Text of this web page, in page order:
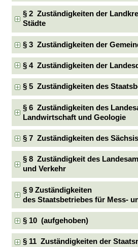
§ 2 Zuständigkeiten der
Städte
§ 3 Zuständigkeiten der
§ 4 Zuständigkeiten der
§ 5 Zuständigkeiten des
§ 6 Zuständigkeiten des
Landwirtschaft und Geologie
§ 7 Zuständigkeiten des
§ 8 Zuständigkeit des
und Verkehr
§ 9 Zuständigkeiten
des Staatsbetriebes für Mess-
§ 10 (aufgehoben)
§ 11 Zuständigkeiten der